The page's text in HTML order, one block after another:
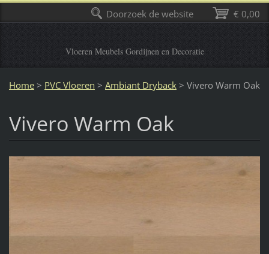
Vloeren Meubels Gordijnen en Decoratie
Home > PVC Vloeren > Ambiant Dryback > Vivero Warm Oak
Vivero Warm Oak
€ 0,00
Doorzoek de website